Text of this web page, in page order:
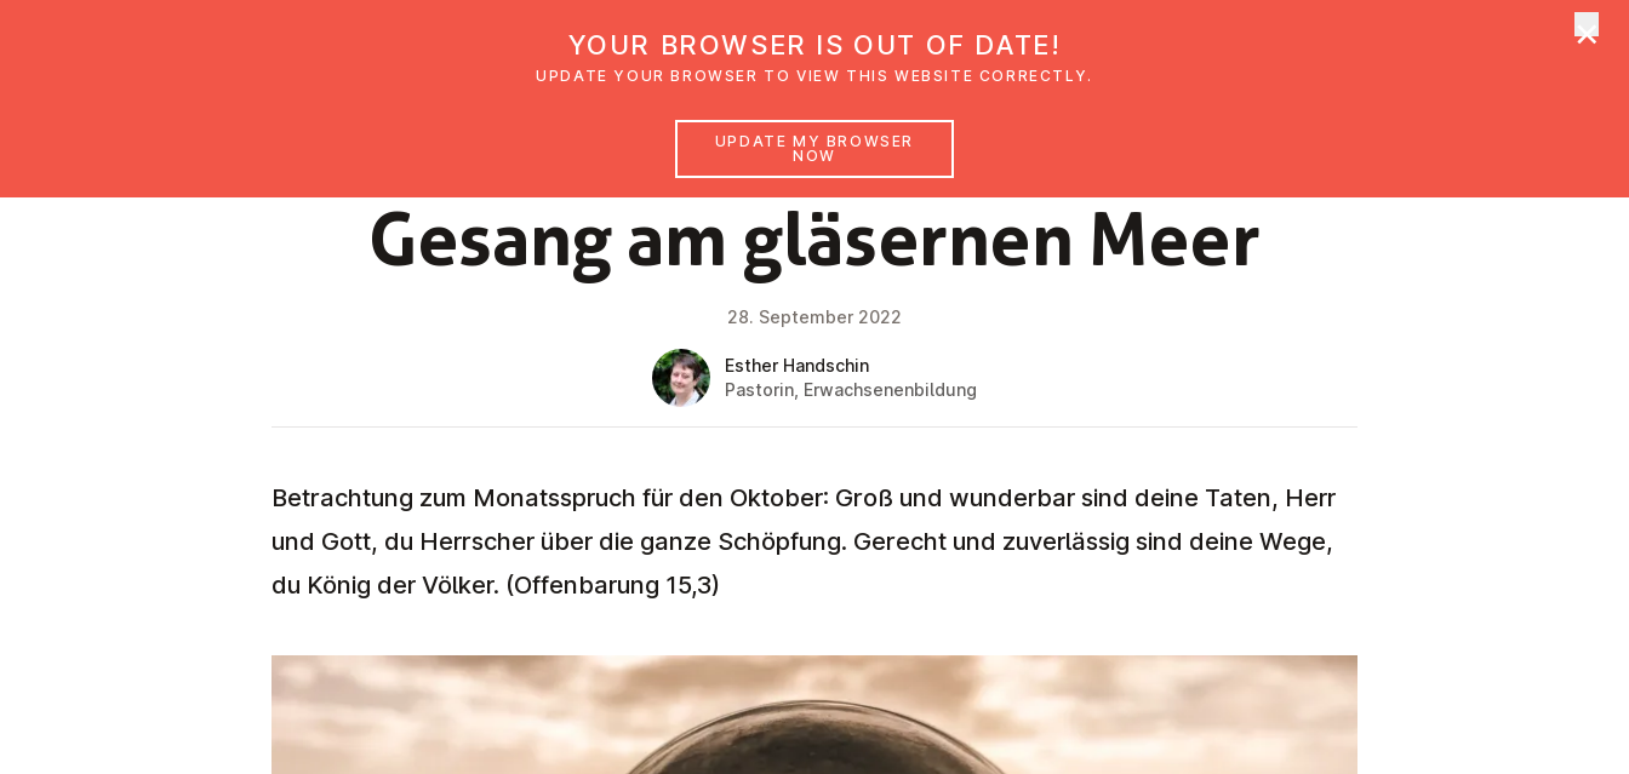
Gemeinden Glaubensimpulse News Veranstaltungen
Gesang am gläsernen Meer
FAITH IMPULSE
28. September 2022
Esther Handschin
Pastorin, Erwachsenenbildung
Betrachtung zum Monatsspruch für den Oktober: Groß und wunderbar sind deine Taten, Herr
und Gott, du Herrscher über die ganze Schöpfung. Gerecht und zuverlässig sind deine Wege,
du König der Völker. (Offenbarung 15,3)
YOUR BROWSER IS OUT OF DATE!
UPDATE YOUR BROWSER TO VIEW THIS WEBSITE CORRECTLY.
UPDATE MY BROWSER
NOW
×